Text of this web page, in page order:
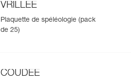
VRILLEE
Plaquette de spéléologie (pack
de 25)
COUDEE